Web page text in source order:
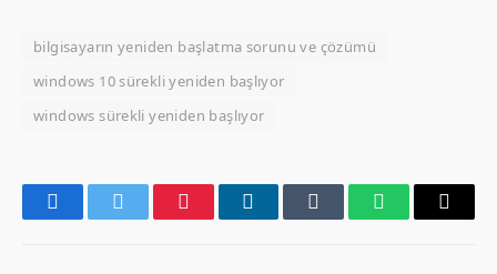
bilgisayarın yeniden başlatma sorunu ve çözümü
windows 10 sürekli yeniden başlıyor
windows sürekli yeniden başlıyor
FacebookTwitter PinterestLinkedInTumblr WhatsAppEmail